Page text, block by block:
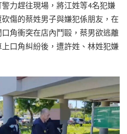
力趕往現場，將江姓等4名犯嫌
傷的蔡姓男子與嫌犯係朋友，在
角衝突在店內鬥毆，蔡男欲逃離
口角糾紛後，遭許姓、林姓犯嫌